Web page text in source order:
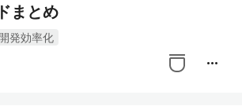
まとめ
開発効率化
more_horiz